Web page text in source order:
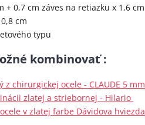
+ 0,7 cm záves na retiazku x 1,6 cm
cm
typu
kombinovať :
z chirurgickej ocele - CLAUDE 5 mm
zlatej a striebornej - Hilario
v zlatej farbe Dávidova hviezda